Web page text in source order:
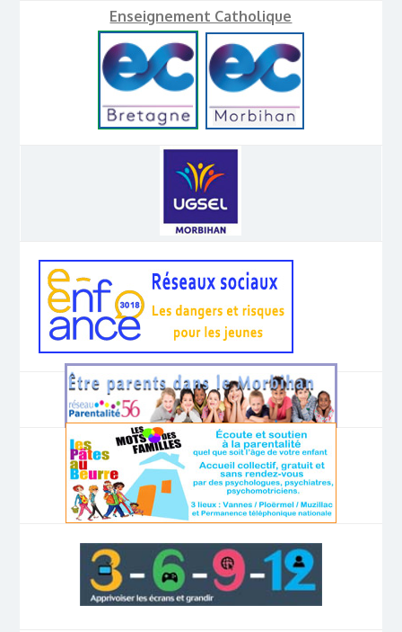
Enseignement Catholique